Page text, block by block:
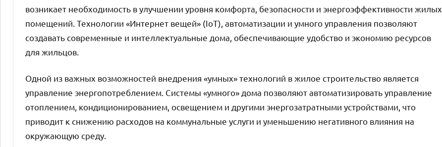
возникает необходимость в улучшении уровня комфорта, безопасности и энергоэффективности жилых
помещений. Технологии «Интернет вещей» (IoT), автоматизации и умного управления позволяют
создавать современные и интеллектуальные дома, обеспечивающие удобство и экономию ресурсов
для жильцов.
Одной из важных возможностей внедрения «умных» технологий в жилое строительство является
управление энергопотреблением. Системы «умного» дома позволяют автоматизировать управление
отоплением, кондиционированием, освещением и другими энергозатратными устройствами, что
приводит к снижению расходов на коммунальные услуги и уменьшению негативного влияния на
окружающую среду.